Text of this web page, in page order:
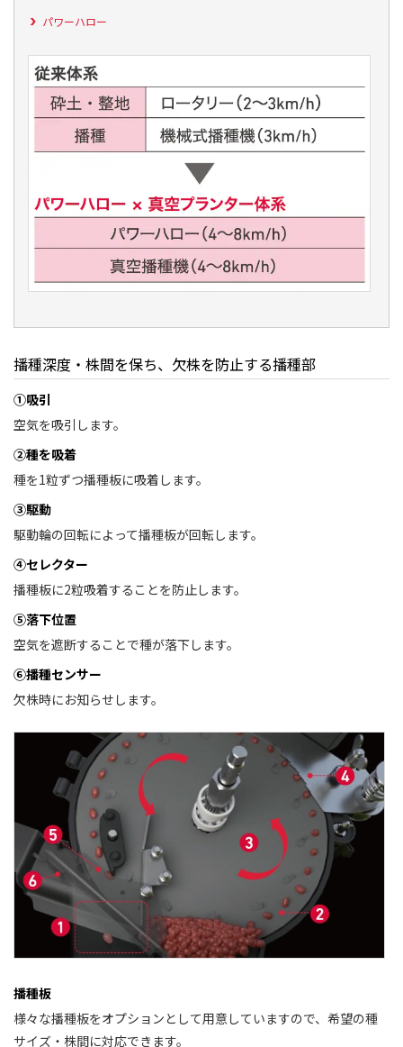
パワーハロー
播種深度・株間を保ち、欠株を防止する播種部
①吸引
空気を吸引します。
②種を吸着
種を1粒ずつ播種板に吸着します。
③駆動
駆動輪の回転によって播種板が回転します。
④セレクター
播種板に2粒吸着することを防止します。
⑤落下位置
空気を遮断することで種が落下します。
⑥播種センサー
欠株時にお知らせします。
播種板
様々な播種板をオプションとして用意していますので、希望の種
サイズ・株間に対応できます。